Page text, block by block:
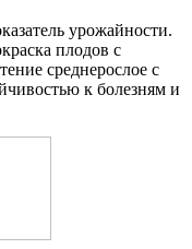
урожайности.
плодов с
среднерослое с
к болезням и